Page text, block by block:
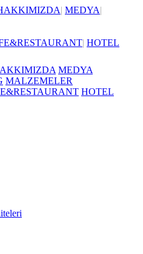
| MEDYA|
| HOTEL
MEDYA
MALZEMELER
HOTEL